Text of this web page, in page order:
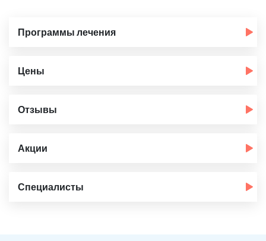
Программы лечения
Цены
Отзывы
Акции
Специалисты